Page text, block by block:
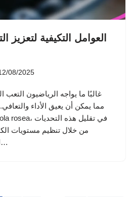
العوامل التكيفية لتعزيز
08/2025
غالبًا ما يواجه الرياضيون
مما يمكن أن يعيق الأداء
من خلال تنظيم مستويات
الإدراكية. تستكشف هذه…